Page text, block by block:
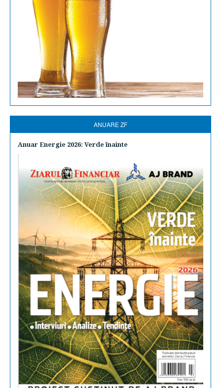
ANUARE ZF
Anuar Energie 2026: Verde înainte